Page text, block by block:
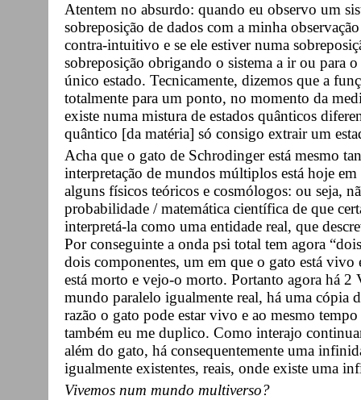
Atentem no absurdo: quando eu observo um
sobreposição de dados com a minha
contra-intuitivo e se ele estiver numa
sobreposição obrigando o sistema a ir ou para
único estado. Tecnicamente, dizemos que a
totalmente para um ponto, no momento da
existe numa mistura de estados quânticos
quântico [da matéria] só consigo extrair um
Acha que o gato de Schrodinger está mesmo
interpretação de mundos múltiplos está hoje
alguns físicos teóricos e cosmólogos: ou seja,
probabilidade / matemática científica de que
interpretá-la como uma entidade real, que
Por conseguinte a onda psi total tem agora
dois componentes, um em que o gato está
está morto e vejo-o morto. Portanto agora há
mundo paralelo igualmente real, há uma cópia
razão o gato pode estar vivo e ao mesmo
também eu me duplico. Como interajo
além do gato, há consequentemente uma
igualmente existentes, reais, onde existe uma
Vivemos num mundo multiverso?